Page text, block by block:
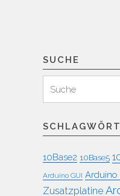
SUCHE
für:
10Base2 10Base5
Arduino GUI Arduino
Zusatzplatine